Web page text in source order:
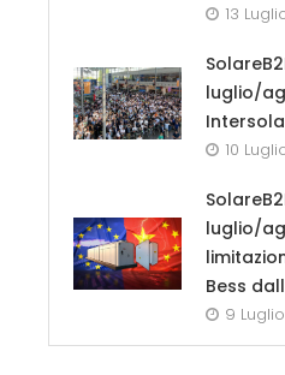
13
luglio/
10
luglio/
Bess
9